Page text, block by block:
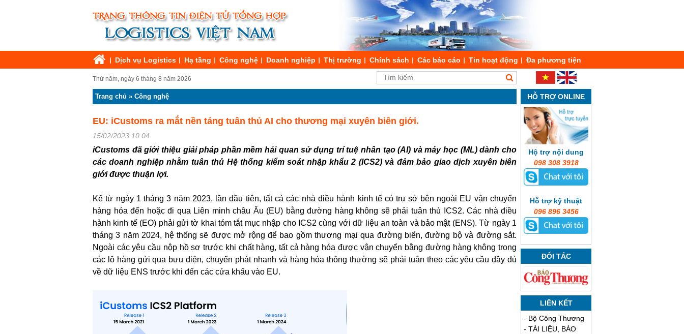
Dịch vụ Logistics Hạ tầng Công nghệ Doanh nghiệp Thị trường Chính sách Các báo cáo Tin hoạt động Đa phương tiện
Thứ năm, ngày 6 tháng 8 năm 2026
Trang chủ » Công nghệ
EU: iCustoms ra mắt nền tảng tuân thủ AI cho thương mại xuyên biên giới.
15/02/2023 10:04
iCustoms đã giới thiệu giải pháp phần mềm hải quan sử dụng trí tuệ nhân tạo (AI) và máy học (ML) dành cho
các doanh nghiệp nhằm tuân thủ Hệ thống kiểm soát nhập khẩu 2 (ICS2) và đảm bảo giao dịch xuyên biên
giới được thuận lợi.
Kể từ ngày 1 tháng 3 năm 2023, lần đầu tiên, tất cả các nhà điều hành kinh tế có trụ sở bên ngoài EU vận chuyển
hàng hóa đến hoặc đi qua Liên minh châu Âu (EU) bằng đường hàng không sẽ phải tuân thủ ICS2. Các nhà điều
hành kinh tế (EO) phải gửi tờ khai tóm tắt mục nhập cho ICS2 cùng với dữ liệu an toàn và bảo mật (ENS). Từ ngày 1
tháng 3 năm 2024, hệ thống sẽ được mở rộng để bao gồm thương mại qua đường biển, đường bộ và đường sắt.
Ngoài các yêu cầu nộp hồ sơ trước khi chất hàng, tất cả hàng hóa được vận chuyển bằng đường hàng không trong
các lô hàng gửi qua bưu điện, chuyển phát nhanh và hàng hóa thông thường sẽ phải tuân theo các yêu cầu đầy đủ
về dữ liệu ENS trước khi đến các cửa khẩu vào EU.
HỖ TRỢ ONLINE
Hộ trợ nội dung
098 308 3918
Hỗ trợ kỹ thuật
096 896 3456
ĐỐI TÁC
LIÊN KẾT
- Bộ Công Thương
- TÀI LIỆU, BÁO